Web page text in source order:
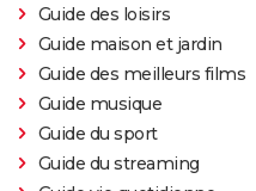
Guide des loisirs
Guide maison et jardin
Guide des meilleurs films
Guide musique
Guide du sport
Guide du streaming